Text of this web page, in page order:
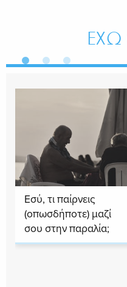
ΕΧΩ
Εσύ, τι παίρνεις
(οπωσδήποτε) μαζί
σου στην παραλία;